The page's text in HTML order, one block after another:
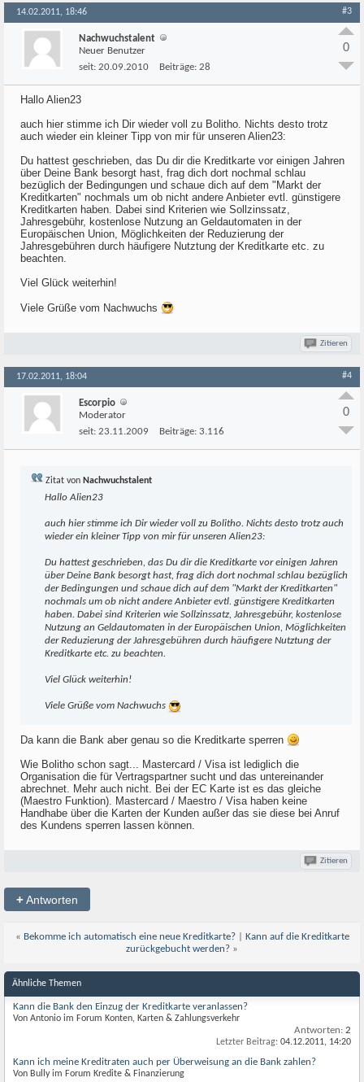
14.02.2011, 18:46 #3
Nachwuchstalent
Neuer Benutzer
seit: 20.09.2010 Beiträge: 28
0
Hallo Alien23
auch hier stimme ich Dir wieder voll zu Bolitho. Nichts desto trotz
auch wieder ein kleiner Tipp von mir für unseren Alien23:
Du hattest geschrieben, das Du dir die Kreditkarte vor einigen Jahren
über Deine Bank besorgt hast, frag dich dort nochmal schlau
bezüglich der Bedingungen und schaue dich auf dem "Markt der
Kreditkarten" nochmals um ob nicht andere Anbieter evtl. günstigere
Kreditkarten haben. Dabei sind Kriterien wie Sollzinssatz,
Jahresgebühr, kostenlose Nutzung an Geldautomaten in der
Europäischen Union, Möglichkeiten der Reduzierung der
Jahresgebühren durch häufigere Nutztung der Kreditkarte etc. zu
beachten.
Viel Glück weiterhin!
Viele Grüße vom Nachwuchs
Zitieren
17.02.2011, 18:04 #4
Escorpio
Moderator
seit: 23.11.2009 Beiträge: 3.116
0
Zitat von Nachwuchstalent
Hallo Alien23
auch hier stimme ich Dir wieder voll zu Bolitho. Nichts desto trotz auch
wieder ein kleiner Tipp von mir für unseren Alien23:
Du hattest geschrieben, das Du dir die Kreditkarte vor einigen Jahren
über Deine Bank besorgt hast, frag dich dort nochmal schlau bezüglich
der Bedingungen und schaue dich auf dem "Markt der Kreditkarten"
nochmals um ob nicht andere Anbieter evtl. günstigere Kreditkarten
haben. Dabei sind Kriterien wie Sollzinssatz, Jahresgebühr, kostenlose
Nutzung an Geldautomaten in der Europäischen Union, Möglichkeiten
der Reduzierung der Jahresgebühren durch häufigere Nutztung der
Kreditkarte etc. zu beachten.
Viel Glück weiterhin!
Viele Grüße vom Nachwuchs
Da kann die Bank aber genau so die Kreditkarte sperren
Wie Bolitho schon sagt... Mastercard / Visa ist lediglich die
Organisation die für Vertragspartner sucht und das untereinander
abrechnet. Mehr auch nicht. Bei der EC Karte ist es das gleiche
(Maestro Funktion). Mastercard / Maestro / Visa haben keine
Handhabe über die Karten der Kunden außer das sie diese bei Anruf
des Kundens sperren lassen können.
Zitieren
+Antworten
« Bekomme ich automatisch eine neue Kreditkarte?| Kann auf die Kreditkarte
zurückgebucht werden? »
Ähnliche Themen
Kann die Bank den Einzug der Kreditkarte veranlassen?
Von Antonio im Forum Konten, Karten & Zahlungsverkehr
Antworten: 2
Letzter Beitrag: 04.12.2011, 14:20
Kann ich meine Kreditraten auch per Überweisung an die Bank zahlen?
Von Bully im Forum Kredite & Finanzierung